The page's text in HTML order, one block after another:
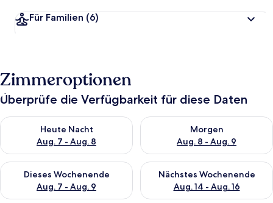
Für Familien (6)
Zimmeroptionen
Überprüfe die Verfügbarkeit für diese Daten
Heute Nacht
Aug. 7 - Aug. 8
Überprüfe die Verfügbarkeit für heute Nacht, Aug. 7 - Aug. 8.
Morgen
Aug. 8 - Aug. 9
Überprüfe die Verfügbarkeit
Dieses Wochenende
Aug. 7 - Aug. 9
Überprüfe die Verfügbarkeit für dieses Wochenende, Aug. 7
Nächstes Wochenende
Aug. 14 - Aug. 16
Überprüfe die Verfügbarkeit